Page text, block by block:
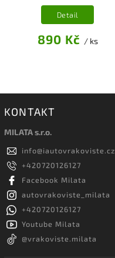
890 Kč / ks
Detail
KONTAKT
MILATA s.r.o.
info@iautovrakoviste.cz
+420720126127
Facebook Milata
autovrakoviste_milata
+420720126127
Youtube Milata
@vrakoviste.milata